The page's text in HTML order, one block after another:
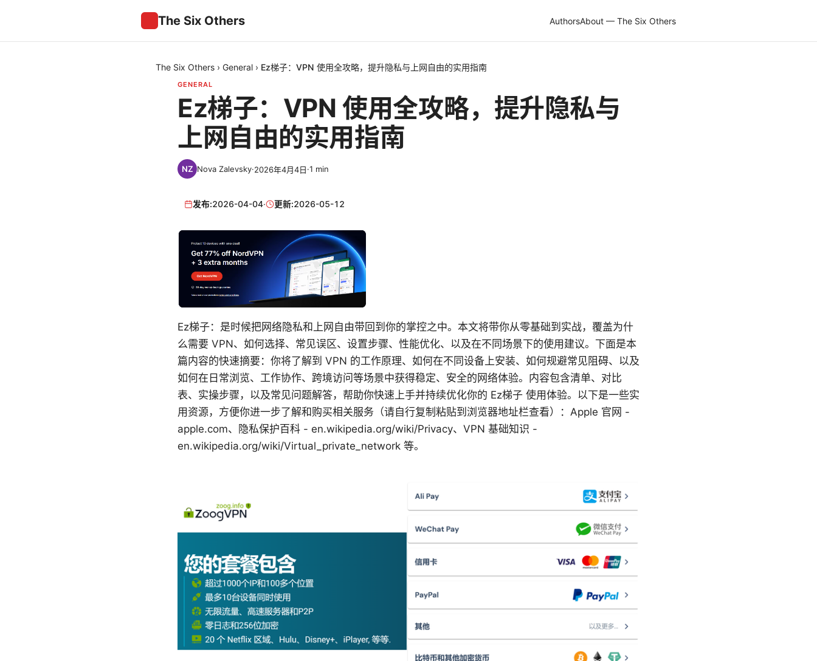
The Six Others AuthorsAbout — The Six Others
The Six Others › General › Ez梯子：VPN 使用全攻略，提升隐私与上网自由的实用指南
GENERAL
Ez梯子：VPN 使用全攻略，提升隐私与
上网自由的实用指南
Nova Zalevsky·2026年4月4日·1 min
发布:2026-04-04· 更新:2026-05-12
Ez梯子：是时候把网络隐私和上网自由带回到你的掌控之中。本文将带你从零基础到实战，覆盖为什
么需要 VPN、如何选择、常见误区、设置步骤、性能优化、以及在不同场景下的使用建议。下面是本
篇内容的快速摘要：你将了解到 VPN 的工作原理、如何在不同设备上安装、如何规避常见阻碍、以及
如何在日常浏览、工作协作、跨境访问等场景中获得稳定、安全的网络体验。内容包含清单、对比
表、实操步骤，以及常见问题解答，帮助你快速上手并持续优化你的 Ez梯子 使用体验。以下是一些实
用资源，方便你进一步了解和购买相关服务（请自行复制粘贴到浏览器地址栏查看）：Apple 官网 -
apple.com、隐私保护百科 - en.wikipedia.org/wiki/Privacy、VPN 基础知识 -
en.wikipedia.org/wiki/Virtual_private_network 等。